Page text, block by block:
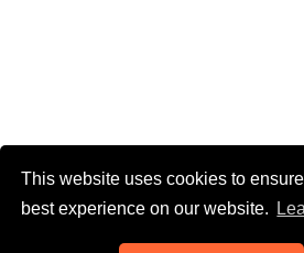
This website uses cookies to
best experience on our website.